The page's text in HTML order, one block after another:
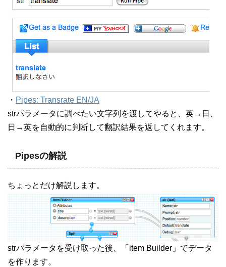
・ Pipes: Transrate EN/JA
strパラメータに調べたい文字列を渡してやると、英→日、
日→英を自動的に判断して翻訳結果を返してくれます。
Pipesの解説
ちょっとだけ解説します。
strパラメータを受け取った後、「item Builder」でデータ
を作ります。